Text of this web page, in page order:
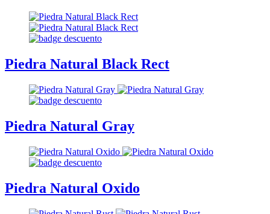
Piedra Natural Black Rect
Piedra Natural Gray
Piedra Natural Oxido